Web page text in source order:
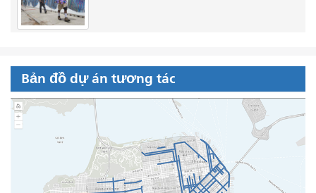
Bản đồ dự án tương tác